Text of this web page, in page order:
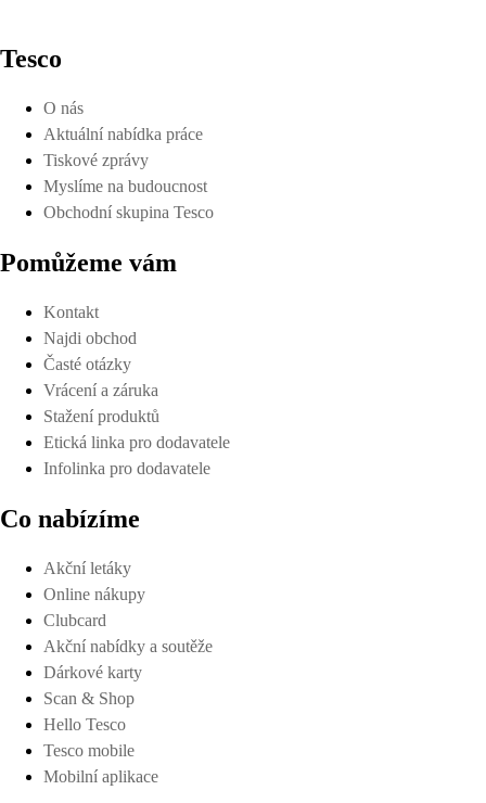
Tesco
O nás
Aktuální nabídka práce
Tiskové zprávy
Myslíme na budoucnost
Obchodní skupina Tesco
Pomůžeme vám
Kontakt
Najdi obchod
Časté otázky
Vrácení a záruka
Stažení produktů
Etická linka pro dodavatele
Infolinka pro dodavatele
Co nabízíme
Akční letáky
Online nákupy
Clubcard
Akční nabídky a soutěže
Dárkové karty
Scan & Shop
Hello Tesco
Tesco mobile
Mobilní aplikace